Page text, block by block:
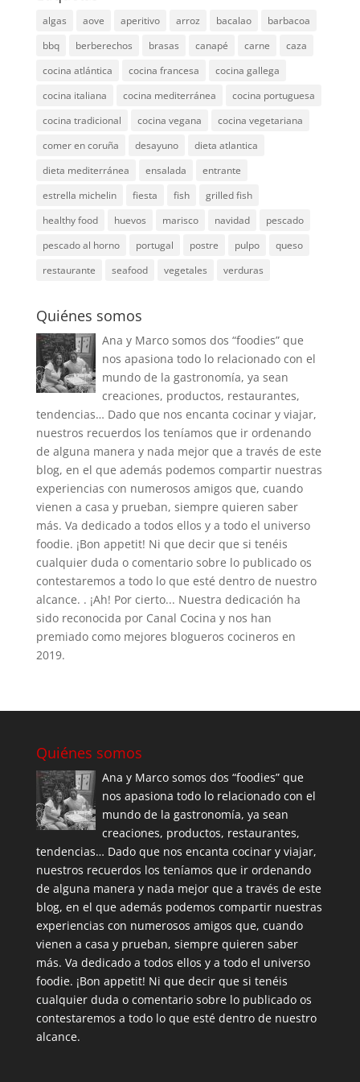
algas aove aperitivo arroz bacalao
barbacoa
bbq
berberechos brasas canapé carne
caza
cocina atlántica
cocina francesa
cocina gallega
cocina italiana
cocina mediterránea
cocina portuguesa
cocina tradicional
cocina vegana
cocina vegetariana
comer en coruña
desayuno
dieta atlantica
dieta mediterránea
ensalada
entrante
estrella michelin
fiesta fish
grilled fish
healthy food
huevos marisco navidad
pescado
pescado al horno
portugal postre pulpo
queso
restaurante
seafood vegetales verduras
Quiénes somos
Ana y Marco somos dos “foodies” que
nos apasiona todo lo relacionado con el
mundo de la gastronomía, ya sean
creaciones, productos, restaurantes,
tendencias… Dado que nos encanta cocinar y viajar,
nuestros recuerdos los teníamos que ir ordenando
de alguna manera y nada mejor que a través de este
blog, en el que además podemos compartir nuestras
experiencias con numerosos amigos que, cuando
vienen a casa y prueban, siempre quieren saber
más. Va dedicado a todos ellos y a todo el universo
foodie. ¡Bon appetit! Ni que decir que si tenéis
cualquier duda o comentario sobre lo publicado os
contestaremos a todo lo que esté dentro de nuestro
alcance. . ¡Ah! Por cierto... Nuestra dedicación ha
sido reconocida por Canal Cocina y nos han
premiado como mejores blogueros cocineros en
2019.
Quiénes somos
Ana y Marco somos dos “foodies” que
nos apasiona todo lo relacionado con el
mundo de la gastronomía, ya sean
creaciones, productos, restaurantes,
tendencias… Dado que nos encanta cocinar y viajar,
nuestros recuerdos los teníamos que ir ordenando
de alguna manera y nada mejor que a través de este
blog, en el que además podemos compartir nuestras
experiencias con numerosos amigos que, cuando
vienen a casa y prueban, siempre quieren saber
más. Va dedicado a todos ellos y a todo el universo
foodie. ¡Bon appetit! Ni que decir que si tenéis
cualquier duda o comentario sobre lo publicado os
contestaremos a todo lo que esté dentro de nuestro
alcance.